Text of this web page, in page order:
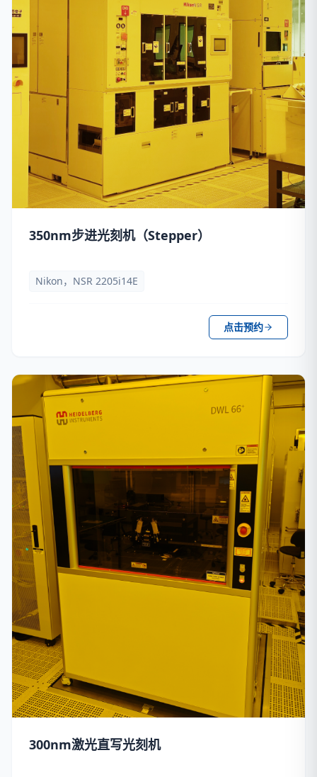
350nm步进光刻机（Stepper）
Nikon，NSR 2205i14E
点击预约
300nm激光直写光刻机